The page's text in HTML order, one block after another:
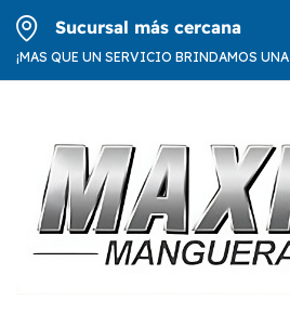
Sucursal más cercana
¡MAS QUE UN SERVICIO BRINDAMOS